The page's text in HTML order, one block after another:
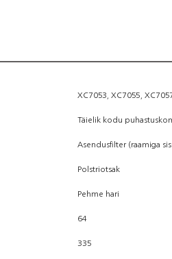
XC7053, XC7055,
Täielik kodu
Asendusfilter (raamiga
Polstriotsak
Pehme hari
64
335